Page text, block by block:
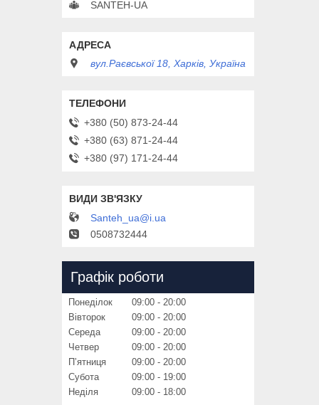
SANTEH-UA
вул.Раєвської 18, Харків, Україна
+380 (50) 873-24-44
+380 (63) 871-24-44
+380 (97) 171-24-44
Santeh_ua@i.ua
0508732444
Графік роботи
Понеділок 09:00
20:00
Вівторок
09:00
20:00
Середа
09:00
20:00
Четвер
09:00
20:00
Пʼятниця
09:00
20:00
Субота
09:00
19:00
Неділя
09:00 18:00